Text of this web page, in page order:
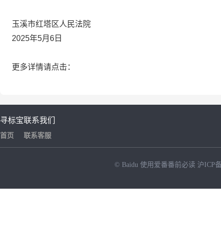
玉溪市红塔区人民法院
2025年5月 6 日
更多详情请点击：
寻标宝
首页
联系我们
联系客服
© Baidu 使用爱番番前必读 沪ICP